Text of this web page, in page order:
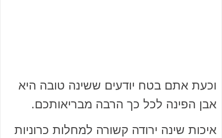
וכעת אתם בטח יודעים ששינה טובה היא
אבן הפינה לכל כך הרבה מבריאותכם.
איכות שינה ירודה קשורה למחלות כרוניות